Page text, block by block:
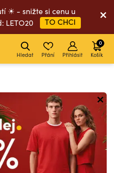
☀ - snižte si cenu u
LETO20
TO CHCI
Hledat Přání Přihlásit Košík
0